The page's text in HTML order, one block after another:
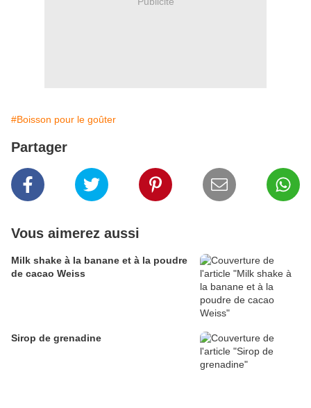
#Boisson pour le goûter
Partager
Vous aimerez aussi
Milk shake à la banane et à la poudre
de cacao Weiss
Sirop de grenadine